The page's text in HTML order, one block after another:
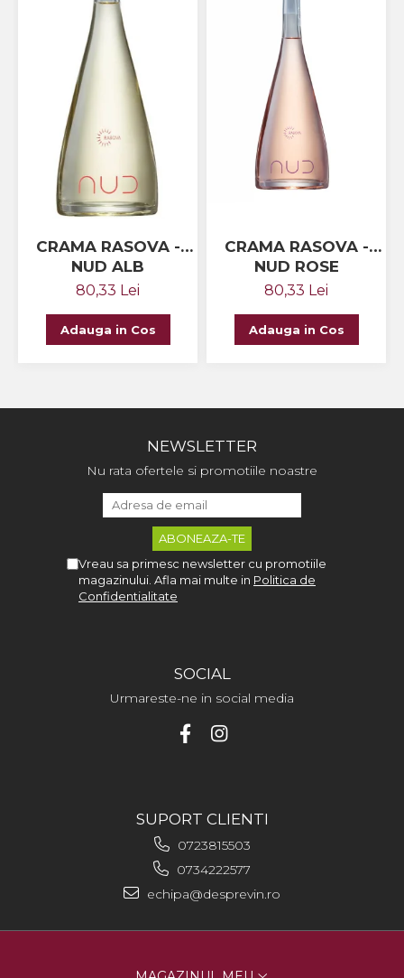
CRAMA RASOVA -
NUD ALB
80,33 Lei
Adauga in Cos
CRAMA RASOVA -
NUD ROSE
80,33 Lei
Adauga in Cos
NEWSLETTER
Nu rata ofertele si promotiile noastre
Vreau sa primesc newsletter cu promotiile
magazinului. Afla mai multe in Politica de
Confidentialitate
SOCIAL
Urmareste-ne in social media
SUPORT CLIENTI
0723815503
0734222577
echipa@desprevin.ro